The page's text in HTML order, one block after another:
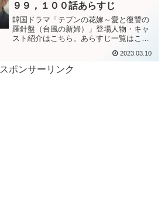
９９，１００話あらすじ
韓国ドラマ「テプンの花嫁～愛と復讐の
羅針盤（台風の新婦）」登場人物・キャ
スト紹介はこちら。あらすじ一覧はこち
讐の羅針盤（台風の新婦）」第９９話あ
らすじ”俺を人質にして裏帳簿を手に入れ
ろ”とサンドゥルに話す...
2023.03.10
スポンサーリンク